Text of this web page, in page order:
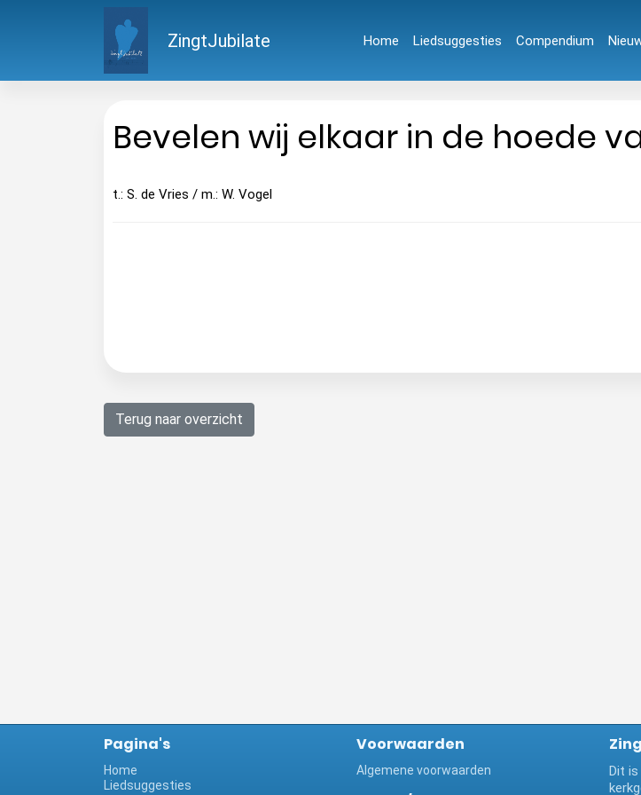
ZingtJubilate Home Liedsuggesties Compendium
Bevelen wij elkaar in de hoede
t.: S. de Vries / m.: W. Vogel
Terug naar overzicht
Pagina's
Home
Liedsuggesties
Voorwaarden
Algemene voorwaarden
Dit